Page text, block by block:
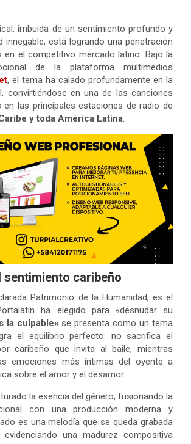
imbuida de un sentimiento profundo y
innegable, está logrando una penetración
en el competitivo mercado latino. Bajo la
de la plataforma multimedios
, el tema ha calado profundamente en la
convirtiéndose en una de las canciones
en las principales estaciones de radio de
y toda América Latina
sentimiento caribeño
Patrimonio de la Humanidad, es el
ha elegido para «desnudar su
la culpable» se presenta como un tema
el equilibrio perfecto: no sacrifica el
caribeño que invita al baile, mientras
emociones más íntimas del oyente a
sobre el amor y el desamor.
la esencia del género, fusionando la
con una producción moderna y
es una melodía que se queda grabada
una madurez compositiva